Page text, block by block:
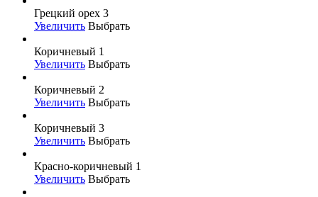
Грецкий орех 3
Увеличить Выбрать
Коричневый 1
Увеличить Выбрать
Коричневый 2
Увеличить Выбрать
Коричневый 3
Увеличить Выбрать
Красно-коричневый 1
Увеличить Выбрать